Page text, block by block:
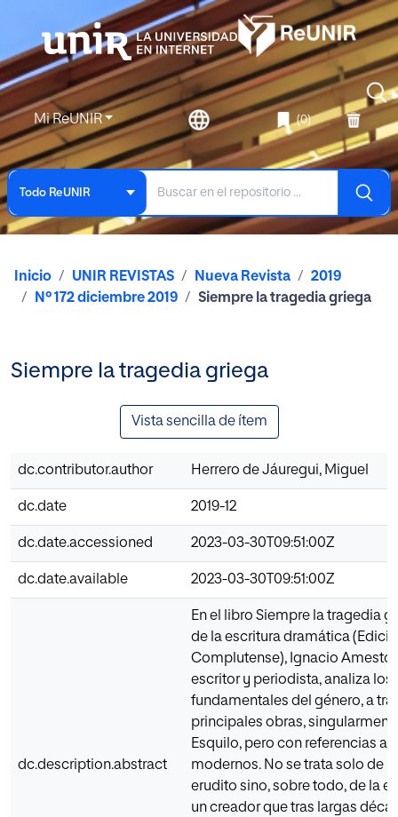
Mi ReUNIR (0)
Todo ReUNIR
Inicio UNIR REVISTAS Nueva Revista
2019
Nº 172 diciembre 2019
Siempre la tragedia griega
Siempre la tragedia griega
Vista sencilla de ítem
dc.contributor.author Herrero de Jáuregui, Miguel
dc.date 2019-12
dc.date.accessioned 2023-03-30T09:51:00Z
dc.date.available 2023-03-30T09:51:00Z
dc.description.abstract
En el libro Siempre la tragedia
de la escritura dramática
Complutense), Ignacio
escritor y periodista, analiza los
fundamentales del género, a
principales obras,
Esquilo, pero con referencias a
modernos. No se trata solo de
erudito sino, sobre todo, de la
un creador que tras largas